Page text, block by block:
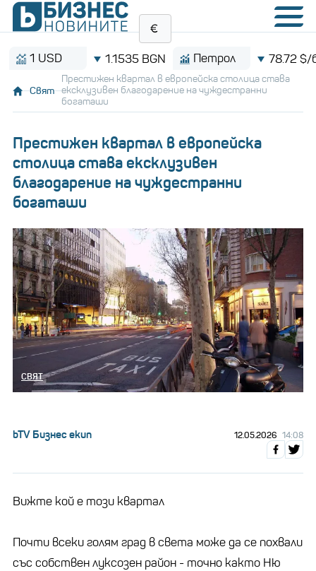
1.1535 BGN Петрол 78.72 $/барел
Свят
Престижен квартал в европейска столица става
ексклузивен благодарение на чуждестранни
богаташи
Престижен квартал в европейска
столица става ексклузивен
благодарение на чуждестранни
богаташи
СВЯТ
bTV Бизнес екип 12.05.2026 14:08
Вижте кой е този квартал
Почти всеки голям град в света може да се похвали
със собствен луксозен район - точно както Ню